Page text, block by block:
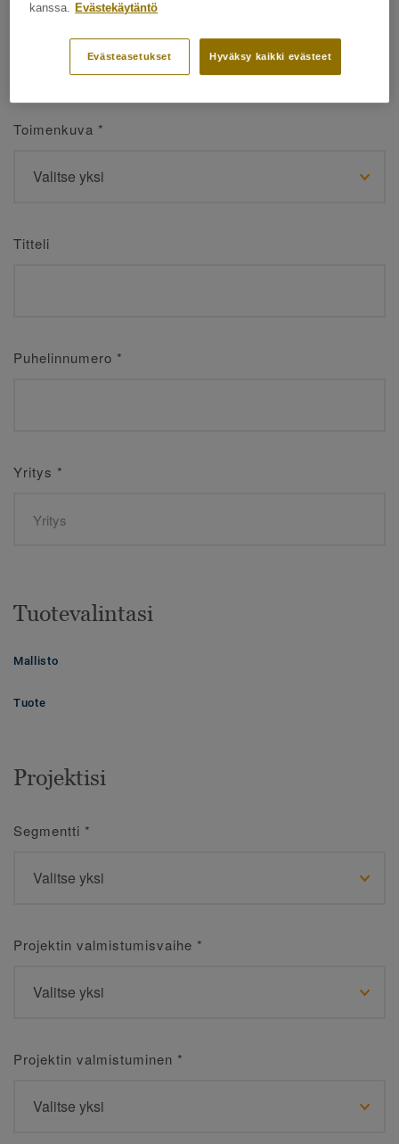
Sukunimi*
Toimenkuva *
Titteli
Puhelinnumero *
Yritys *
Tuotevalintasi
Mallisto
Tuote
Projektisi
Segmentti *
Projektin valmistumisvaihe *
Projektin valmistuminen *
kanssa.
Evästekäytäntö
Hyväksy kaikki evästeet
Evästeasetukset